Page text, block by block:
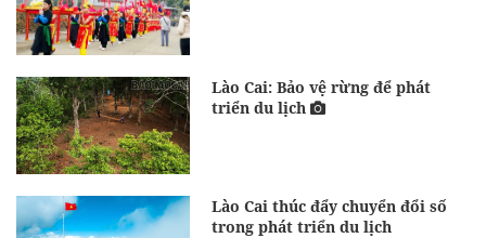
Lào Cai: Bảo vệ rừng để phát
triển du lịch
Lào Cai thúc đẩy chuyển đổi số
trong phát triển du lịch